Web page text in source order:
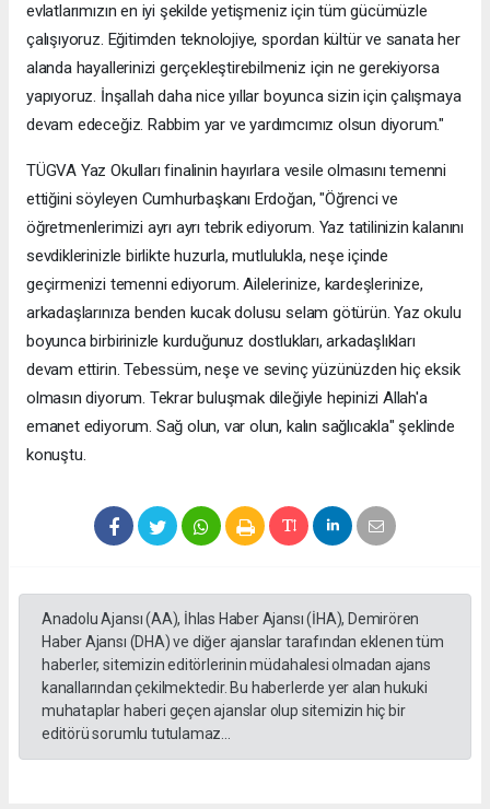
evlatlarımızın en iyi şekilde yetişmeniz için tüm gücümüzle
çalışıyoruz. Eğitimden teknolojiye, spordan kültür ve sanata her
alanda hayallerinizi gerçekleştirebilmeniz için ne gerekiyorsa
yapıyoruz. İnşallah daha nice yıllar boyunca sizin için çalışmaya
devam edeceğiz. Rabbim yar ve yardımcımız olsun diyorum."
TÜGVA Yaz Okulları finalinin hayırlara vesile olmasını temenni
ettiğini söyleyen Cumhurbaşkanı Erdoğan, "Öğrenci ve
öğretmenlerimizi ayrı ayrı tebrik ediyorum. Yaz tatilinizin kalanını
sevdiklerinizle birlikte huzurla, mutlulukla, neşe içinde
geçirmenizi temenni ediyorum. Ailelerinize, kardeşlerinize,
arkadaşlarınıza benden kucak dolusu selam götürün. Yaz okulu
boyunca birbirinizle kurduğunuz dostlukları, arkadaşlıkları
devam ettirin. Tebessüm, neşe ve sevinç yüzünüzden hiç eksik
olmasın diyorum. Tekrar buluşmak dileğiyle hepinizi Allah'a
emanet ediyorum. Sağ olun, var olun, kalın sağlıcakla" şeklinde
konuştu.
Anadolu Ajansı (AA), İhlas Haber Ajansı (İHA), Demirören
Haber Ajansı (DHA) ve diğer ajanslar tarafından eklenen tüm
haberler, sitemizin editörlerinin müdahalesi olmadan ajans
kanallarından çekilmektedir. Bu haberlerde yer alan hukuki
muhataplar haberi geçen ajanslar olup sitemizin hiç bir
editörü sorumlu tutulamaz...